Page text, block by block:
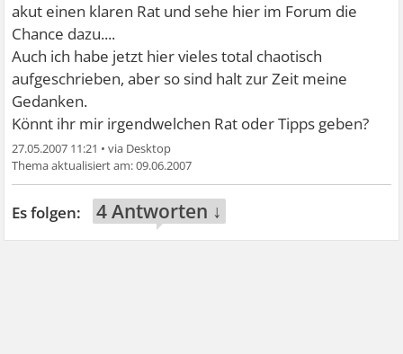
akut einen klaren Rat und sehe hier im Forum die
Chance dazu....
Auch ich habe jetzt hier vieles total chaotisch
aufgeschrieben, aber so sind halt zur Zeit meine
Gedanken.
Könnt ihr mir irgendwelchen Rat oder Tipps geben?
27.05.2007 11:21 •
09.06.2007
4 Antworten ↓